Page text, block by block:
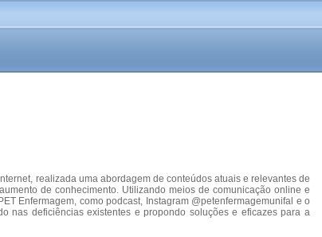
realizada uma abordagem de conteúdos atuais e relevantes de
de conhecimento. Utilizando meios de comunicação online e
Enfermagem, como podcast, Instagram @petenfermagemunifal e o
nas deficiências existentes e propondo soluções e eficazes para a